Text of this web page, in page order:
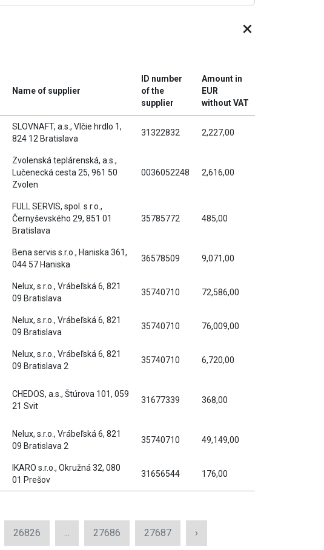
×
Name of supplier
ID number
of the
supplier
Amount in
EUR
without VAT
SLOVNAFT, a.s., Vlčie hrdlo 1,
824 12 Bratislava
31322832 2,227,00
Zvolenská teplárenská, a.s.,
Lučenecká cesta 25, 961 50
Zvolen
0036052248 2,616,00
FULL SERVIS, spol. s r.o.,
Černyševského 29, 851 01
Bratislava
35785772 485,00
Bena servis s.r.o., Haniska 361,
044 57 Haniska
36578509 9,071,00
Nelux, s.r.o., Vrábeľská 6, 821
09 Bratislava
35740710 72,586,00
Nelux, s.r.o., Vrábeľská 6, 821
09 Bratislava
35740710 76,009,00
Nelux, s.r.o., Vrábeľská 6, 821
09 Bratislava 2
35740710 6,720,00
CHEDOS, a.s., Štúrova 101, 059
21 Svit
31677339 368,00
Nelux, s.r.o., Vrábeľská 6, 821
09 Bratislava 2
35740710 49,149,00
IKARO s.r.o., Okružná 32, 080
01 Prešov
31656544 176,00
26826 ... 27686 27687 ›